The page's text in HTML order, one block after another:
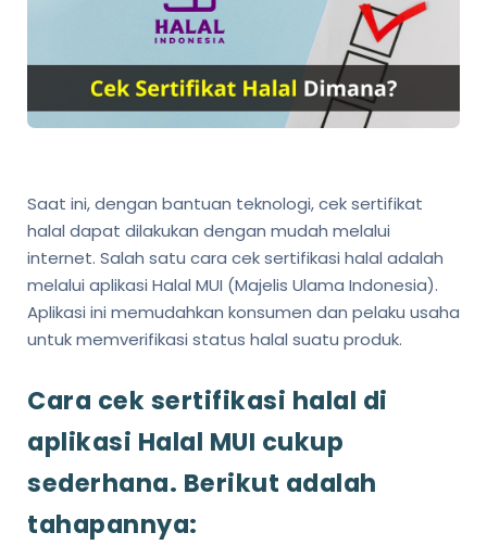
Saat ini, dengan bantuan teknologi, cek sertifikat
halal dapat dilakukan dengan mudah melalui
internet. Salah satu cara cek sertifikasi halal adalah
melalui aplikasi Halal MUI (Majelis Ulama Indonesia).
Aplikasi ini memudahkan konsumen dan pelaku usaha
untuk memverifikasi status halal suatu produk.
Cara cek sertifikasi halal di
aplikasi Halal MUI cukup
sederhana. Berikut adalah
tahapannya: